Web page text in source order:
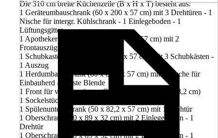
Die 310 cm breite Küchenzeile (B x H x T) besteht aus:
1 Geräteumbauschrank (60 x 200 x 57 cm) mit 3 Drehtüren - 1
Nische für intergr. Kühlschrank - 1 Einlegeboden - 1
Lüftungsgitter
1 Apotheker-Hochschrank (30 x 200 x 57 cm) mit 2
Frontauszüge - 5 Ablagen
1 Schubkastenschrank (50 x 82,2 x 57 cm) mit 3 Schubkästen -
1 Auszug
1 Herdumbauschrank (60 x 82,2 x 57 cm) mit 1 Nische für
Einbauherd - 1 feste Blende
1 Front für vollintegrierten Geschirrspüler (59,4 x 68,2 cm)
1 Sockelstück für Geschirrspüler (60 x 12,2 cm)
1 Spülenunterschrank (50 x 82,2 x 57 cm) mit 1 Drehtür
1 Oberschrank (50 x 89 x 32 cm) mit 2 Einlegeböden - 1
Drehtür
1 Oberschrank (60 x 89 x 32 cm) mit 2 Einlegeböden - 1